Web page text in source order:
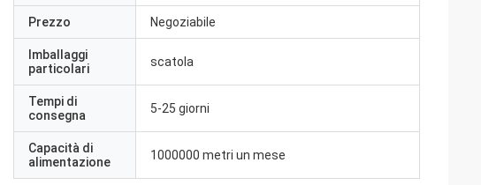
Prezzo Negoziabile
Imballaggi
particolari
scatola
Tempi di
consegna
5-25 giorni
Capacità di
alimentazione
1000000 metri un mese